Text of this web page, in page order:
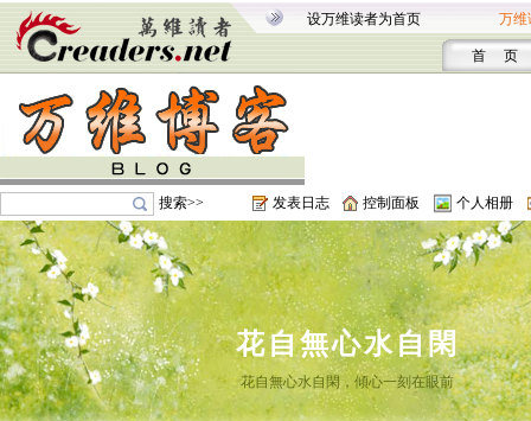
设万维读者为首页 万维
首 页
搜索>> 发表日志 控制面板 个人相册
花自無心水自閑
花自無心水自閑，傾心一刻在眼前